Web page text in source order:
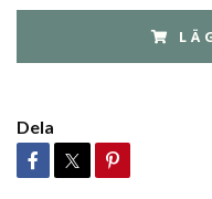
Dela